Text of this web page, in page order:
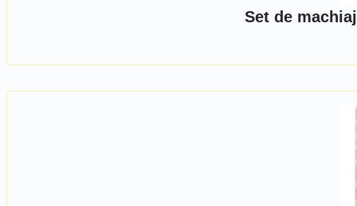
Set de